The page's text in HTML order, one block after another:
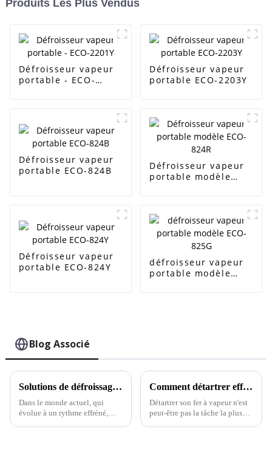
Produits Les Plus Vendus
Défroisseur vapeur
portable - ECO-
Défroisseur vapeur
portable ECO-2203Y
Défroisseur vapeur
portable ECO-824B
Défroisseur vapeur
portable modèle
Défroisseur vapeur
portable ECO-824Y
défroisseur vapeur
portable modèle
Blog Associé
Solutions de défroissage à la vapeur pour éliminer les plis sans effort à la maison
Dans le monde actuel, qui
évolue à un rythme effréné,
Comment détartrer efficacement son fer à vapeur ?
Détartrer son fer à vapeur n'est
peut-être pas la tâche la plus